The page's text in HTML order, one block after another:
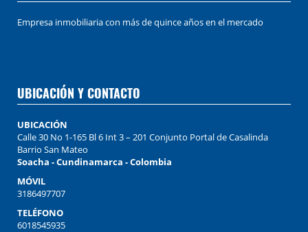
Empresa inmobiliaria con más de quince años en el mercado
UBICACIÓN Y CONTACTO
UBICACIÓN
Calle 30 No 1-165 Bl 6 Int 3 – 201 Conjunto Portal de Casalinda
Barrio San Mateo
Soacha - Cundinamarca - Colombia
MÓVIL
3186497707
TELÉFONO
6018545935